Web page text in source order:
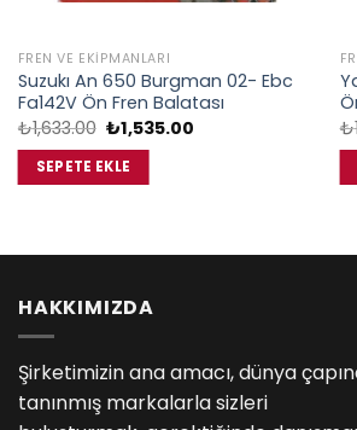
FREN VE EKIPMANLARI
Suzukı An 650 Burgman 02- Ebc
Fa142V Ön Fren Balatası
₺1,633.00 Orijinal
fiyat:
₺1,633.00.
₺1,535.00
SEPETE EKLE
₺
HAKKIMIZDA
Şirketimizin ana amacı, dünya
tanınmış markalarla sizleri